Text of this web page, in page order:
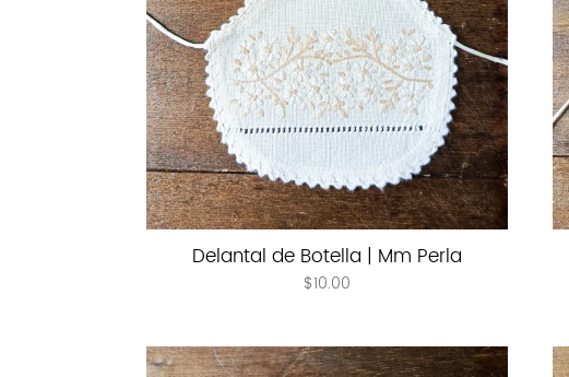
Delantal de Botella | Mm Perla
$10.00